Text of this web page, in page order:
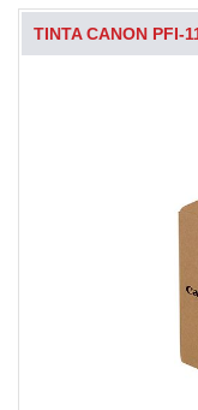
TINTA CANON PFI-